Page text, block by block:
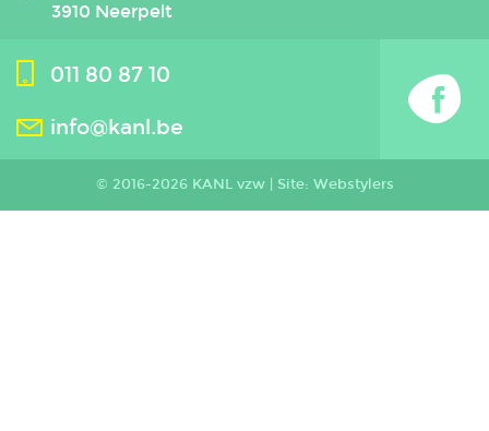
3910 Neerpelt
011 80 87 10
info@kanl.be
© 2016-2026 KANL vzw | Site: Webstylers